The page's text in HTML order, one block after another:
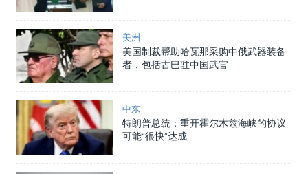
美洲
美国制裁帮助哈瓦那采购中俄武器装备
者，包括古巴驻中国武官
中东
特朗普总统：重开霍尔木兹海峡的协议
可能“很快”达成